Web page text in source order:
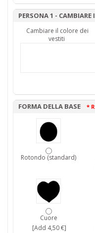
PERSONA 1 - CAMBIARE
Cambiare il colore dei
vestiti
FORMA DELLA BASE *
Rotondo (standard)
Cuore
[Add 4,50 €]